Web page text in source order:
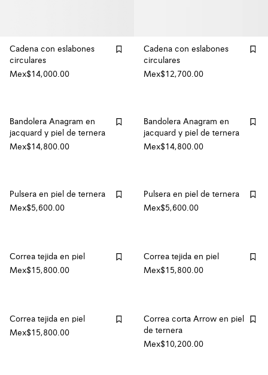
Cadena con eslabones
circulares
Mex$14,000.00
Cadena con eslabones
circulares
Mex$12,700.00
Bandolera Anagram en
jacquard y piel de ternera
Mex$14,800.00
Bandolera Anagram en
jacquard y piel de ternera
Mex$14,800.00
Pulsera en piel de ternera
Mex$5,600.00
Pulsera en piel de ternera
Mex$5,600.00
Correa tejida en piel
Mex$15,800.00
Correa tejida en piel
Mex$15,800.00
Correa tejida en piel
Mex$15,800.00
Correa corta Arrow en piel
de ternera
Mex$10,200.00